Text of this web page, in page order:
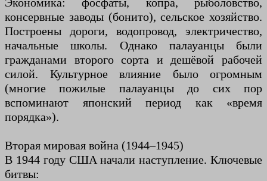
консервные заводы (бонито), сельское хозяйство.
Построены дороги, водопровод, электричество,
начальные школы. Однако палауанцы были
гражданами второго сорта и дешёвой рабочей
силой. Культурное влияние было огромным
(многие пожилые палауанцы до сих пор
вспоминают японский период как «время
порядка»).
Вторая мировая война (1944–1945)
В 1944 году США начали наступление. Ключевые
битвы: